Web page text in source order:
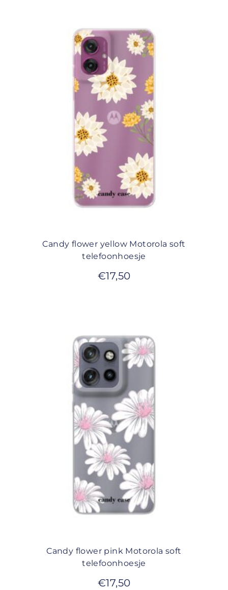
Candy flower yellow Motorola soft
telefoonhoesje
€17,50
Candy flower pink Motorola soft
telefoonhoesje
€17,50